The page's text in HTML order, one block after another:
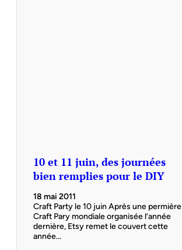
10 et 11 juin, des journées
bien remplies pour le DIY
18 mai 2011
Craft Party le 10 juin Après une permière
Craft Pary mondiale organisée l’année
dernière, Etsy remet le couvert cette
année…